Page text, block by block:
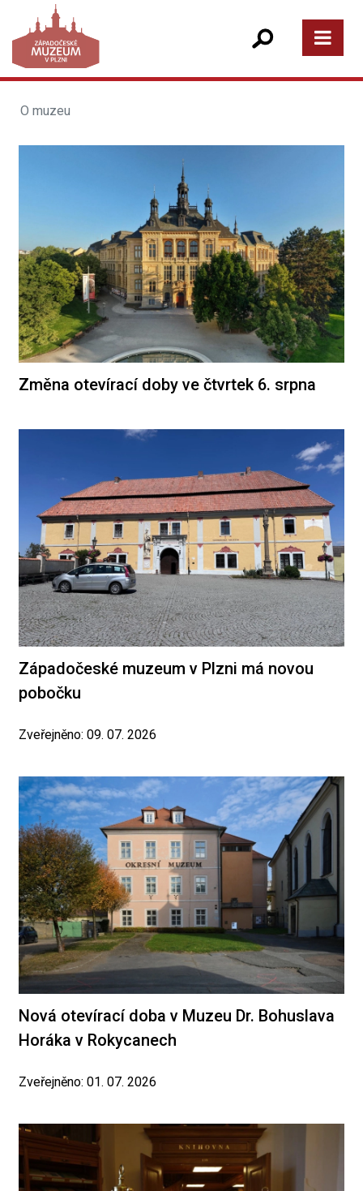
O muzeu
Změna otevírací doby ve čtvrtek 6. srpna
Západočeské muzeum v Plzni má novou
pobočku
Zveřejněno: 09. 07. 2026
Nová otevírací doba v Muzeu Dr. Bohuslava
Horáka v Rokycanech
Zveřejněno: 01. 07. 2026